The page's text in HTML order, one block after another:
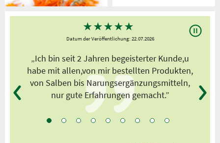
★★★★★
Datum der Veröffentlichung: 22.07.2026
„Ich bin seit 2 Jahren begeisterter Kunde,u
habe mit allen,von mir bestellten Produkten,
von Salben bis Narungsergänzungsmitteln,
nur gute Erfahrungen gemacht.”